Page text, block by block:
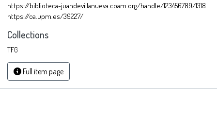
https://biblioteca-juandevillanueva.coam.org/handle/123456789/1318
https://oa.upm.es/39227/
Collections
TFG
Full item page